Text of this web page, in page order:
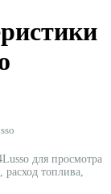
для просмотра
топлива,